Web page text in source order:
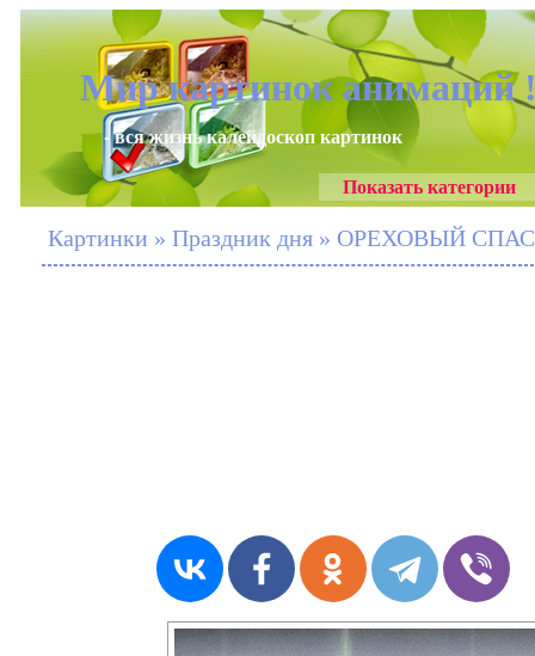
Мир картинок анимаций
- вся жизнь калейдоскоп картинок
Показать категории
Картинки » Праздник дня » ОРЕХОВЫЙ СПАС